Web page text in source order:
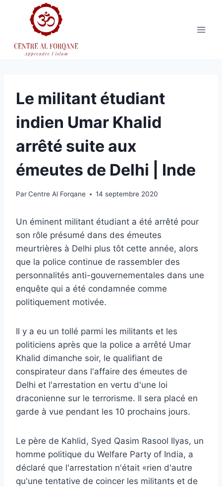
Le militant étudiant
indien Umar Khalid
arrêté suite aux
émeutes de Delhi | Inde
ParCentre Al Forqane 14 septembre 2020
Un éminent militant étudiant a été arrêté pour
son rôle présumé dans des émeutes
meurtrières à Delhi plus tôt cette année, alors
que la police continue de rassembler des
personnalités anti-gouvernementales dans une
enquête qui a été condamnée comme
politiquement motivée.
Il y a eu un tollé parmi les militants et les
politiciens après que la police a arrêté Umar
Khalid dimanche soir, le qualifiant de
conspirateur dans l'affaire des émeutes de
Delhi et l'arrestation en vertu d'une loi
draconienne sur le terrorisme. Il sera placé en
garde à vue pendant les 10 prochains jours.
Le père de Kahlid, Syed Qasim Rasool Ilyas, un
homme politique du Welfare Party of India, a
déclaré que l'arrestation n'était «rien d'autre
qu'une tentative de coincer les militants et de